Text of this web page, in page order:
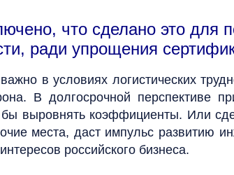
что сделано это для
ради упрощения
в условиях логистических
В долгосрочной перспективе
выровнять коэффициенты. Или
места, даст импульс развитию
российского бизнеса.